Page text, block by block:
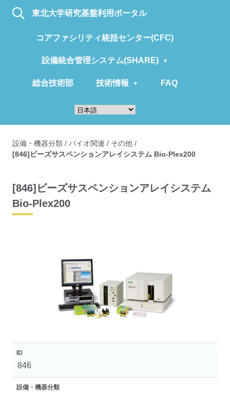
東北大学研究基盤利用ポータル
コアファシリティ統括センター(CFC)
設備統合管理システム(SHARE)
総合技術部 技術情報 FAQ
設備・機器分類 / バイオ関連 / その他 /
[846]ビーズサスペンションアレイシステム Bio-Plex200
[846]ビーズサスペンションアレイシステム
Bio-Plex200
ID
846
設備・機器分類